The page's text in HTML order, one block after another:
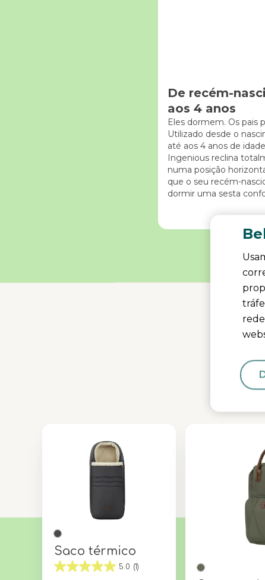
De recém-
aos 4 anos
Eles dormem. Os pais
Utilizado desde o
até aos 4 anos de
Ingenious reclina
numa posição
que o seu recém-
dormir uma sesta
Saco térmico
5.0 (1)